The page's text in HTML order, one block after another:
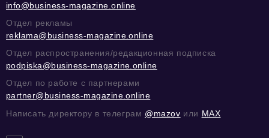
info@business-magazine.online
Отдел рекламы
reklama@business-magazine.online
Отдел распространения/редакционная подписка
podpiska@business-magazine.online
Отдел по работе с партнерами
partner@business-magazine.online
Написать директору в телеграм @mazov или MAX